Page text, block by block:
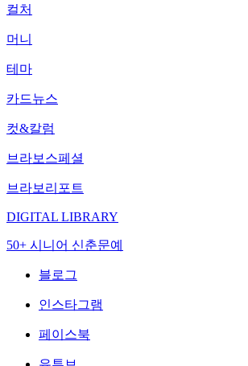
컬처
머니
테마
카드뉴스
컷&칼럼
브라보스페셜
브라보리포트
DIGITAL LIBRARY
50+ 시니어 신춘문예
블로그
인스타그램
페이스북